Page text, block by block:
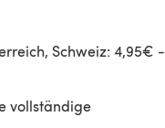
Schweiz: 4,95€ -
vollständige